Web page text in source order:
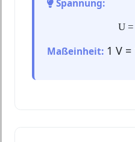
Spannung:
U =
Maßeinheit: 1 V